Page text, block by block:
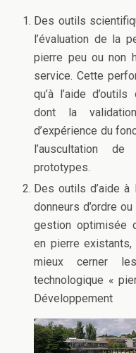
Des outils
l’évaluation de la
pierre peu ou non
service. Cette
qu’à l’aide
dont la
d’expérience du
l’auscultation
prototypes.
Des outils d’aide
donneurs d’ordre
gestion optimisée
en pierre
mieux cerner
technologique «